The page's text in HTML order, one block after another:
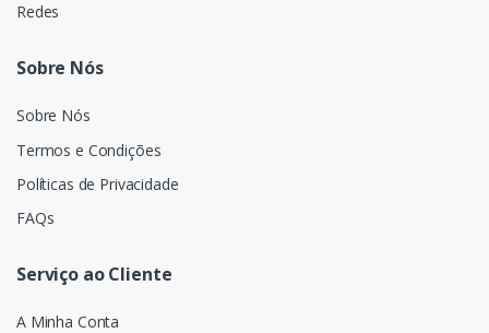
Redes
Sobre Nós
Sobre Nós
Termos e Condições
Políticas de Privacidade
FAQs
Serviço ao Cliente
A Minha Conta